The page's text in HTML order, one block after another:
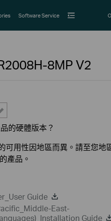
Software Service
8MP V2
的硬體版本？
可用性因地區而異。請至您地
產品。
Guide
East-
Guide